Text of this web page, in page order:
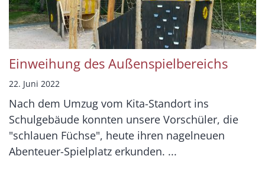
Einweihung des Außenspielbereichs
22. Juni 2022
Nach dem Umzug vom Kita-Standort ins
Schulgebäude konnten unsere Vorschüler, die
"schlauen Füchse", heute ihren nagelneuen
Abenteuer-Spielplatz erkunden. ...